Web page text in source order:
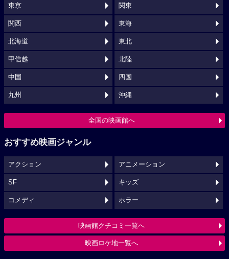
東京 関東
関西 東海
北海道 東北
甲信越 北陸
中国 四国
九州 沖縄
全国の映画館へ
おすすめ映画ジャンル
アクション アニメーション
SF キッズ
コメディ ホラー
映画館クチコミ一覧へ
映画ロケ地一覧へ